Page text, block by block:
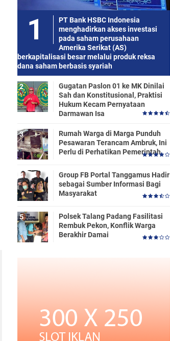
PT Bank HSBC Indonesia
menghadirkan akses investasi
pada saham perusahaan
Amerika Serikat (AS)
berkapitalisasi besar melalui produk reksa
dana saham berbasis syariah
Gugatan Paslon 01 ke MK Dinilai
Sah dan Konstitusional, Praktisi
Hukum Kecam Pernyataan
Darmawan Isa
Rumah Warga di Marga Punduh
Pesawaran Terancam Ambruk, Ini
Perlu di Perhatikan Pemerintah
Group FB Portal Tanggamus Hadir
sebagai Sumber Informasi Bagi
Masyarakat
Polsek Talang Padang Fasilitasi
Rembuk Pekon, Konflik Warga
Berakhir Damai